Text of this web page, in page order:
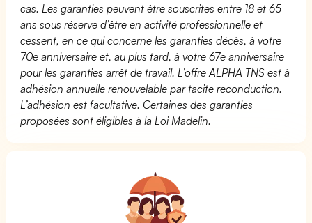
cas. Les garanties peuvent être souscrites entre 18 et 65
ans sous réserve d’être en activité professionnelle et
cessent, en ce qui concerne les garanties décès, à votre
70e anniversaire et, au plus tard, à votre 67e anniversaire
pour les garanties arrêt de travail. L’offre ALPHA TNS est à
adhésion annuelle renouvelable par tacite reconduction.
L’adhésion est facultative. Certaines des garanties
proposées sont éligibles à la Loi Madelin.